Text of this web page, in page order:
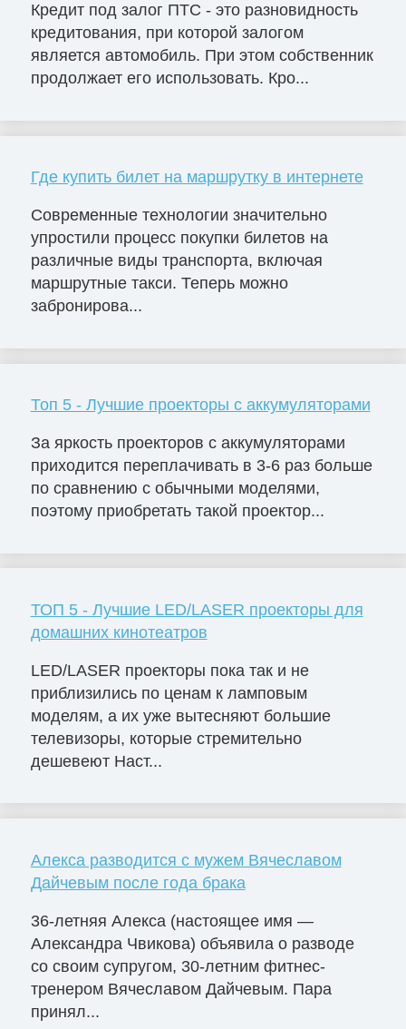
Кредит под залог ПТС - это разновидность
кредитования, при которой залогом
является автомобиль. При этом собственник
продолжает его использовать. Кро...
Где купить билет на маршрутку в интернете
Современные технологии значительно
упростили процесс покупки билетов на
различные виды транспорта, включая
маршрутные такси. Теперь можно
забронирова...
Топ 5 - Лучшие проекторы с аккумуляторами
За яркость проекторов с аккумуляторами
приходится переплачивать в 3-6 раз больше
по сравнению с обычными моделями,
поэтому приобретать такой проектор...
ТОП 5 - Лучшие LED/LASER проекторы для
домашних кинотеатров
LED/LASER проекторы пока так и не
приблизились по ценам к ламповым
моделям, а их уже вытесняют большие
телевизоры, которые стремительно
дешевеют Наст...
Алекса разводится с мужем Вячеславом
Дайчевым после года брака
36-летняя Алекса (настоящее имя —
Александра Чвикова) объявила о разводе
со своим супругом, 30-летним фитнес-
тренером Вячеславом Дайчевым. Пара
принял...